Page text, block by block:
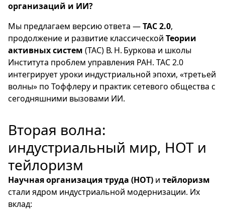
организаций и ИИ?
Мы предлагаем версию ответа —ТАС 2.0,
продолжение и развитие классической Теории
активных систем (ТАС) В. Н. Буркова и школы
Института проблем управления РАН. ТАС 2.0
интегрирует уроки индустриальной эпохи, «третьей
волны» по Тоффлеру и практик сетевого общества с
сегодняшними вызовами ИИ.
Вторая волна:
индустриальный мир, НОТ и
тейлоризм
Научная организация труда (НОТ) и тейлоризм
стали ядром индустриальной модернизации. Их
вклад: